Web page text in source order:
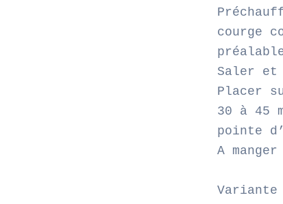
courge
Saler et
Placer
30 à 45
pointe
A